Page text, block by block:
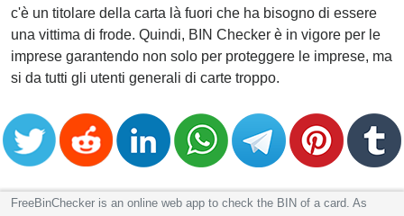
c'è un titolare della carta là fuori che ha bisogno di essere
una vittima di frode. Quindi, BIN Checker è in vigore per le
imprese garantendo non solo per proteggere le imprese, ma
si da tutti gli utenti generali di carte troppo.
FreeBinChecker is an online web app to check the BIN of a card. As